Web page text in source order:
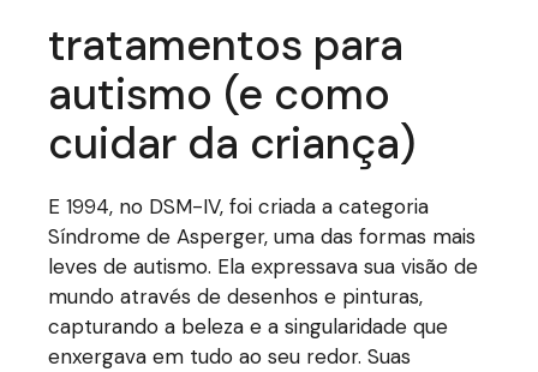
tratamentos para
autismo (e como
cuidar da criança)
E 1994, no DSM-IV, foi criada a categoria
Síndrome de Asperger, uma das formas mais
leves de autismo. Ela expressava sua visão de
mundo através de desenhos e pinturas,
capturando a beleza e a singularidade que
enxergava em tudo ao seu redor. Suas